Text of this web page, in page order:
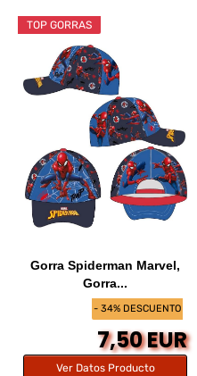
- 34% DESCUENTO
TOP GORRAS
Gorra Spiderman Marvel,
Gorra...
7,50 EUR
Ver Datos Producto